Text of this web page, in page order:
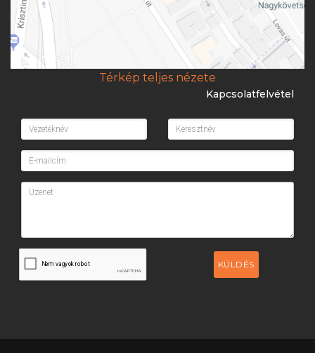
Térkép teljes nézete
Kapcsolatfelvétel
KÜLDÉS